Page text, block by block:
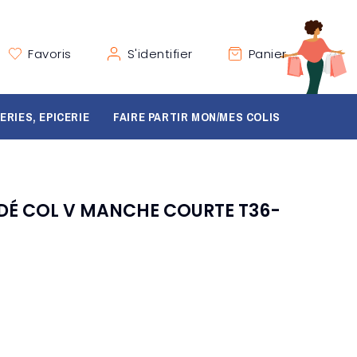
S'identifier
Favoris Panier
EPICERIE FAIRE PARTIR MON/MES COLIS
COL V MANCHE COURTE T36-